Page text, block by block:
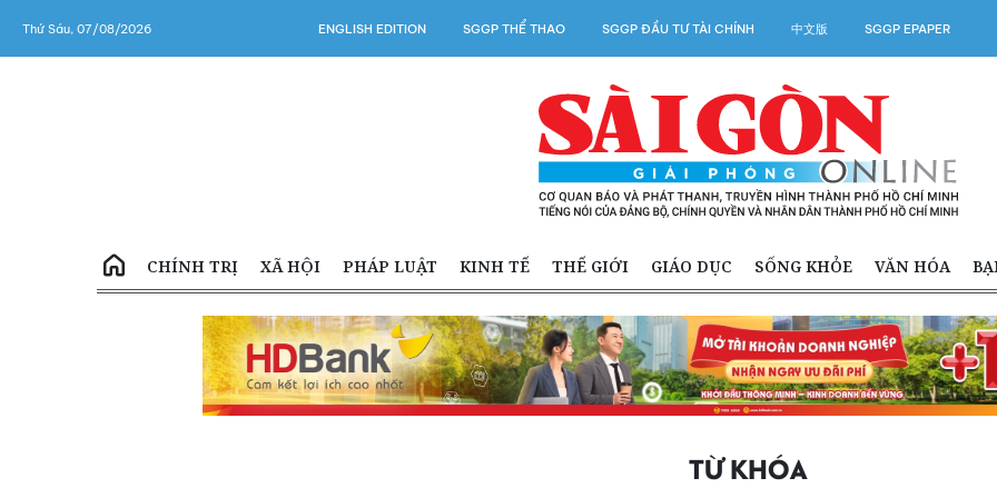
Thứ Sáu, 07/08/2026 ENGLISH EDITION SGGP THỂ THAO SGGP ĐẦU TƯ TÀI CHÍNH 中文版 SGGP EPAPER
CHÍNH TRỊ XÃ HỘI PHÁP LUẬT KINH TẾ THẾ GIỚI GIÁO DỤC SỐNG KHỎE VĂN HÓA
TỪ KHÓA